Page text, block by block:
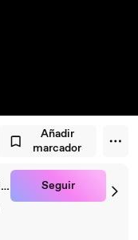
Añadir
marcador
Jose mauricio jose mauricio cancino romero Seguir